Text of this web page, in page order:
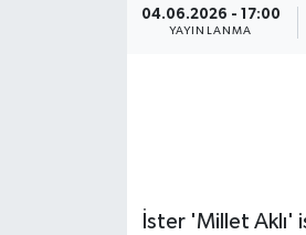
04.06.2026 - 17:00
YAYINLANMA
İster 'Millet Aklı'